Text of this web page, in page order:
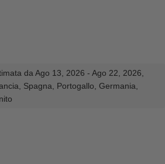
da Ago 13, 2026 - Ago 22, 2026,
Spagna, Portogallo, Germania,